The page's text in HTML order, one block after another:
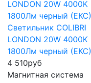
Светильник COLIBRI
LONDON 20W 4000K
1800Лм черный (ЕКС)
4 510руб
Магнитная система